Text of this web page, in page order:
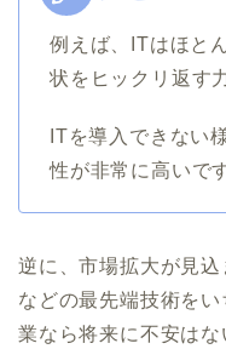
例えば、ITはほと
状をヒックリ返す
ITを導入できない
性が非常に高いで
逆に、市場拡大が見
などの最先端技術を
業なら将来に不安はな